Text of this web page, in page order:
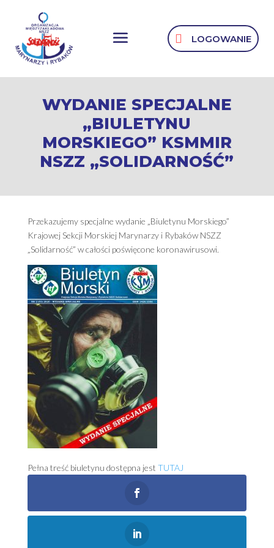
LOGOWANIE
WYDANIE SPECJALNE
„BIULETYNU
MORSKIEGO” KSMMIR
NSZZ „SOLIDARNOŚĆ”
Przekazujemy specjalne wydanie „Biuletynu Morskiego”
Krajowej Sekcji Morskiej Marynarzy i Rybaków NSZZ
„Solidarność” w całości poświęcone koronawirusowi.
Pełna treść biuletynu dostępna jest TUTAJ